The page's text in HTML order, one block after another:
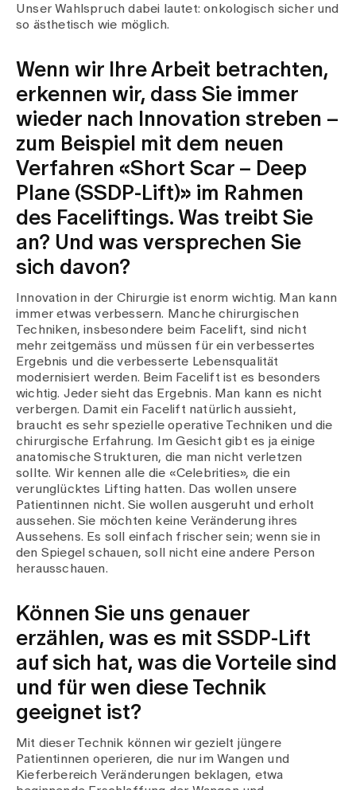
Unser Wahlspruch dabei lautet: onkologisch sicher und
so ästhetisch wie möglich.
Wenn wir Ihre Arbeit betrachten,
erkennen wir, dass Sie immer
wieder nach Innovation streben –
zum Beispiel mit dem neuen
Verfahren «Short Scar – Deep
Plane (SSDP-Lift)» im Rahmen
des Faceliftings. Was treibt Sie
an? Und was versprechen Sie
sich davon?
Innovation in der Chirurgie ist enorm wichtig. Man kann
immer etwas verbessern. Manche chirurgischen
Techniken, insbesondere beim Facelift, sind nicht
mehr zeitgemäss und müssen für ein verbessertes
Ergebnis und die verbesserte Lebensqualität
modernisiert werden. Beim Facelift ist es besonders
wichtig. Jeder sieht das Ergebnis. Man kann es nicht
verbergen. Damit ein Facelift natürlich aussieht,
braucht es sehr spezielle operative Techniken und die
chirurgische Erfahrung. Im Gesicht gibt es ja einige
anatomische Strukturen, die man nicht verletzen
sollte. Wir kennen alle die «Celebrities», die ein
verunglücktes Lifting hatten. Das wollen unsere
Patientinnen nicht. Sie wollen ausgeruht und erholt
aussehen. Sie möchten keine Veränderung ihres
Aussehens. Es soll einfach frischer sein; wenn sie in
den Spiegel schauen, soll nicht eine andere Person
herausschauen.
Können Sie uns genauer
erzählen, was es mit SSDP-Lift
auf sich hat, was die Vorteile sind
und für wen diese Technik
geeignet ist?
Mit dieser Technik können wir gezielt jüngere
Patientinnen operieren, die nur im Wangen und
Kieferbereich Veränderungen beklagen, etwa